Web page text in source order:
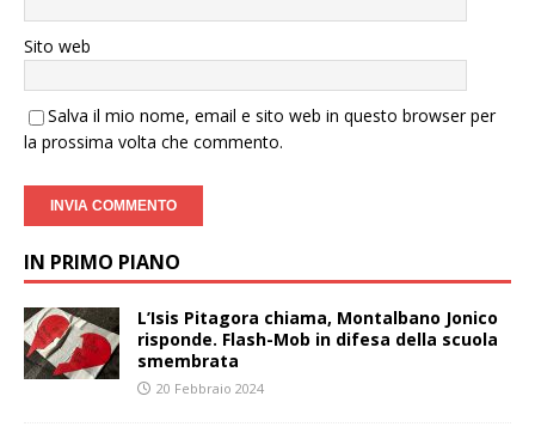
Sito web
Salva il mio nome, email e sito web in questo browser per
la prossima volta che commento.
IN PRIMO PIANO
L’Isis Pitagora chiama, Montalbano Jonico
risponde. Flash-Mob in difesa della scuola
smembrata
20 Febbraio 2024